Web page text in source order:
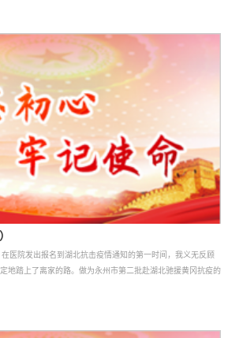
医院发出报名到湖北抗击疫情通知的第一时间，我义无反顾
地踏上了离家的路。做为永州市第二批赴湖北驰援黄冈抗疫的